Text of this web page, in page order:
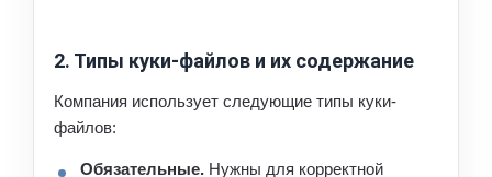
2. Типы куки-файлов и их содержание
Компания использует следующие типы куки-
файлов:
Обязательные. Нужны для корректной